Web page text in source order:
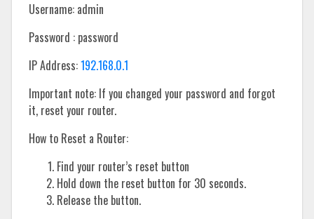
Username: admin
Password : password
IP Address:192.168.0.1
Important note: If you changed your password and forgot
it, reset your router.
How to Reset a Router:
Find your router’s reset button
Hold down the reset button for 30 seconds.
Release the button.